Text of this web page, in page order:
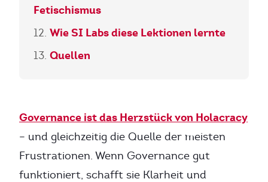
Fetischismus
Wie SI Labs diese Lektionen lernte
Quellen
Governance ist das Herzstück von Holacracy
– und gleichzeitig die Quelle der meisten
Frustrationen. Wenn Governance gut
funktioniert, schafft sie Klarheit und